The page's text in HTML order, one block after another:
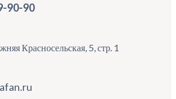
90-90
Красносельская, 5, стр. 1